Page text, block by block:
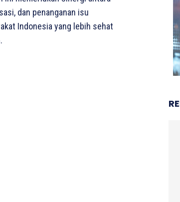
dan penanganan isu
Indonesia yang lebih sehat